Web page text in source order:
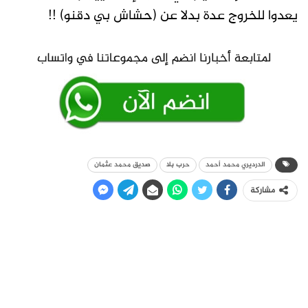
يعدوا للخروج عدة بدلا عن (حشاش بي دقنو) !!
الدرديري محمد أحمد حرب بلا صديق محمد عثمان
مشاركة